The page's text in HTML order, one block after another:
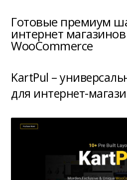
Готовые премиум
интернет
WooCommerce
KartPul –
для интернет-